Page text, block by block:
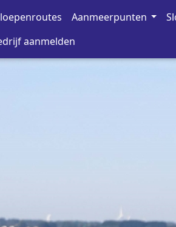
Aanmeerpunten
aanmelden